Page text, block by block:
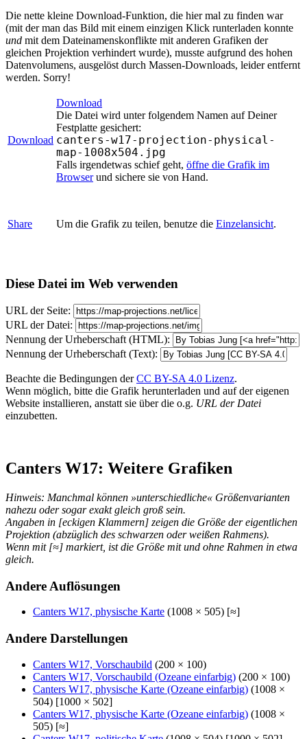
Die nette kleine Download-Funktion, die hier mal zu finden war
(mit der man das Bild mit einem einzigen Klick runterladen konnte
und mit dem Dateinamenskonflikte mit anderen Grafiken der
gleichen Projektion verhindert wurde), musste aufgrund des hohen
Datenvolumens, ausgelöst durch Massen-Downloads, leider entfernt
werden. Sorry!
Download
Download
Die Datei wird unter folgendem Namen auf Deiner
Festplatte gesichert:
canters-w17-projection-physical-
map-1008x504.jpg
Falls irgendetwas schief geht, öffne die Grafik im
Browserund sichere sie von Hand.
Share Um die Grafik zu teilen, benutze die Einzelansicht.
Diese Datei im Web verwenden
URL der Seite:
URL der Datei:
Nennung der Urheberschaft (HTML):
Nennung der Urheberschaft (Text):
Beachte die Bedingungen derCC BY-SA 4.0 Lizenz.
Wenn möglich, bitte die Grafik herunterladen und auf der eigenen
Website installieren, anstatt sie über die o.g. URL der Datei
einzubetten.
Canters W17: Weitere Grafiken
Hinweis: Manchmal können »unterschiedliche« Größenvarianten
nahezu oder sogar exakt gleich groß sein.
Angaben in [eckigen Klammern] zeigen die Größe der eigentlichen
Projektion (abzüglich des schwarzen oder weißen Rahmens).
Wenn mit [≈] markiert, ist die Größe mit und ohne Rahmen in etwa
gleich.
Andere Auflösungen
Canters W17, physische Karte (1008 × 505) [≈]
Andere Darstellungen
Canters W17, Vorschaubild (200 × 100)
Canters W17, Vorschaubild (Ozeane einfarbig) (200 × 100)
Canters W17, physische Karte (Ozeane einfarbig) (1008 ×
504) [1000 × 502]
Canters W17, physische Karte (Ozeane einfarbig) (1008 ×
505) [≈]